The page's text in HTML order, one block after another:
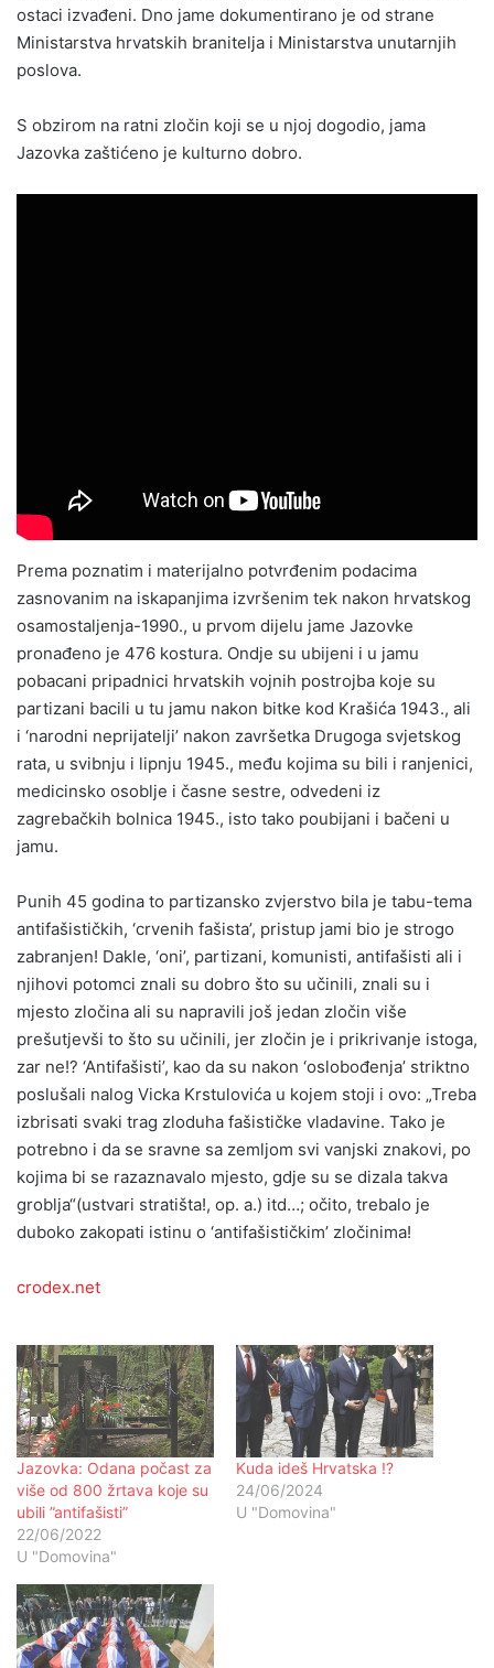
ostaci izvađeni. Dno jame dokumentirano je od strane
Ministarstva hrvatskih branitelja i Ministarstva unutarnjih
poslova.
S obzirom na ratni zločin koji se u njoj dogodio, jama
Jazovka zaštićeno je kulturno dobro.
Prema poznatim i materijalno potvrđenim podacima
zasnovanim na iskapanjima izvršenim tek nakon hrvatskog
osamostaljenja-1990., u prvom dijelu jame Jazovke
pronađeno je 476 kostura. Ondje su ubijeni i u jamu
pobacani pripadnici hrvatskih vojnih postrojba koje su
partizani bacili u tu jamu nakon bitke kod Krašića 1943., ali
i ‘narodni neprijatelji’ nakon završetka Drugoga svjetskog
rata, u svibnju i lipnju 1945., među kojima su bili i ranjenici,
medicinsko osoblje i časne sestre, odvedeni iz
zagrebačkih bolnica 1945., isto tako poubijani i bačeni u
jamu.
Punih 45 godina to partizansko zvjerstvo bila je tabu-tema
antifašističkih, ‘crvenih fašista’, pristup jami bio je strogo
zabranjen! Dakle, ‘oni’, partizani, komunisti, antifašisti ali i
njihovi potomci znali su dobro što su učinili, znali su i
mjesto zločina ali su napravili još jedan zločin više
prešutjevši to što su učinili, jer zločin je i prikrivanje istoga,
zar ne!? ‘Antifašisti’, kao da su nakon ‘oslobođenja’ striktno
poslušali nalog Vicka Krstulovića u kojem stoji i ovo: „Treba
izbrisati svaki trag zloduha fašističke vladavine. Tako je
potrebno i da se sravne sa zemljom svi vanjski znakovi, po
kojima bi se razaznavalo mjesto, gdje su se dizala takva
groblja“(ustvari stratišta!, op. a.) itd…; očito, trebalo je
duboko zakopati istinu o ‘antifašističkim’ zločinima!
crodex.net
Jazovka: Odana počast za
više od 800 žrtava koje su
ubili ”antifašisti”
22/06/2022
U "Domovina"
Kuda ideš Hrvatska !?
24/06/2024
U "Domovina"